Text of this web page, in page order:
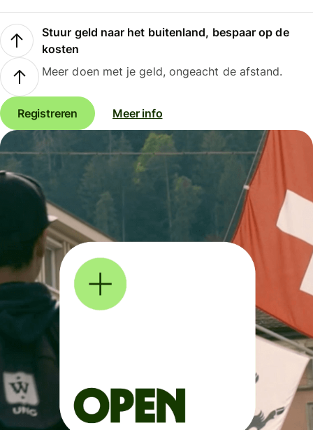
Stuur geld naar het buitenland, bespaar op de
kosten
Meer doen met je geld, ongeacht de afstand.
Registreren Meer info